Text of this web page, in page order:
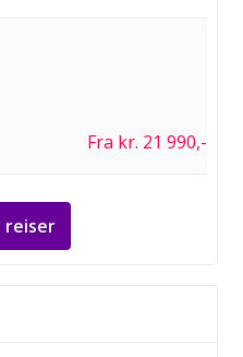
Fra kr. 21 990,-
reiser